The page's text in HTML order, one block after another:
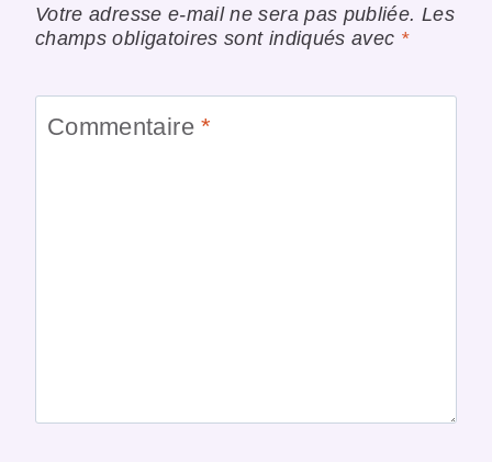
Votre adresse e-mail ne sera pas publiée. Les
champs obligatoires sont indiqués avec *
Commentaire*